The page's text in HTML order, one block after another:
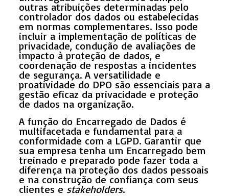
outras atribuições determinadas pelo
controlador dos dados ou estabelecidas
em normas complementares. Isso pode
incluir a implementação de políticas de
privacidade, condução de avaliações de
impacto à proteção de dados, e
coordenação de respostas a incidentes
de segurança. A versatilidade e
proatividade do DPO são essenciais para a
gestão eficaz da privacidade e proteção
de dados na organização.
A função do Encarregado de Dados é
multifacetada e fundamental para a
conformidade com a LGPD. Garantir que
sua empresa tenha um Encarregado bem
treinado e preparado pode fazer toda a
diferença na proteção dos dados pessoais
e na construção de confiança com seus
clientes e stakeholders.